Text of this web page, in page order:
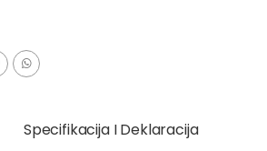
Specifikacija I Deklaracija